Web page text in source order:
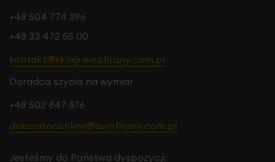
+48 504 774 396
+48 33 472 55 00
kontakt@sklep.eurofirany.com.pl
Doradca szycia na wymiar
+48 502 847 876
dekorator.online@eurofirany.com.pl
Jesteśmy do Państwa dyspozycji: